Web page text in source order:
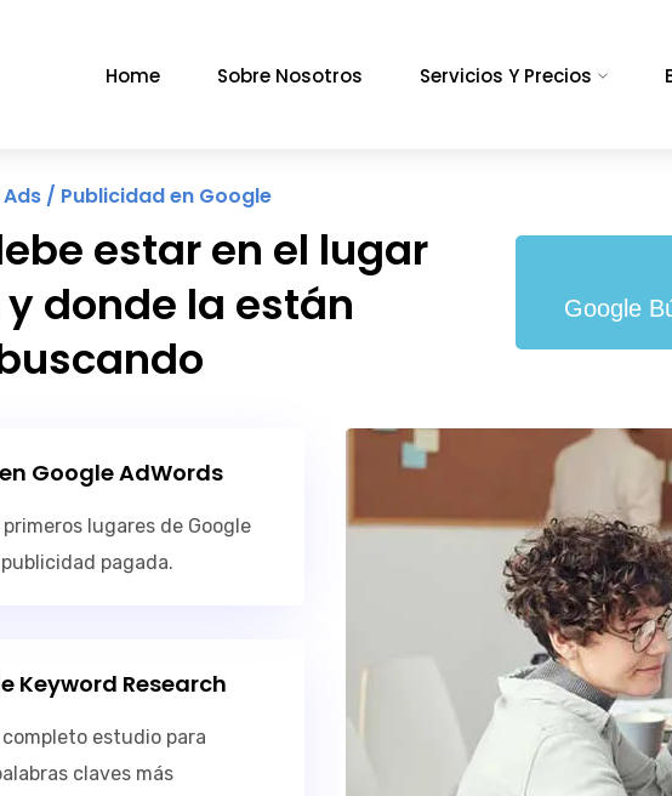
Home Sobre Nosotros Servicios Y Precios
/ Publicidad en Google
estar en el lugar
donde la están
Google
Google AdWords
lugares de Google
pagada.
Keyword Research
estudio para
claves más